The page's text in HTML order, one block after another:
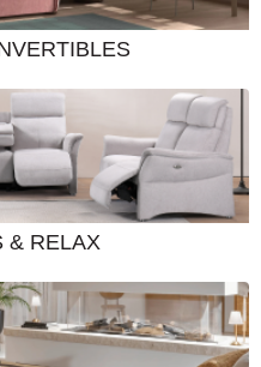
:
basse. Pour un
du canapé
la longueur du mur.
& RELAX